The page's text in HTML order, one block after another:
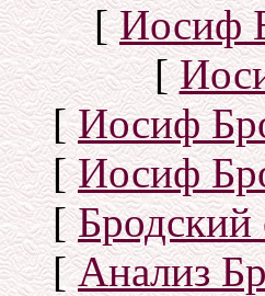
[Иосиф
[
[Иосиф
[Иосиф
[Бродский
[Анализ